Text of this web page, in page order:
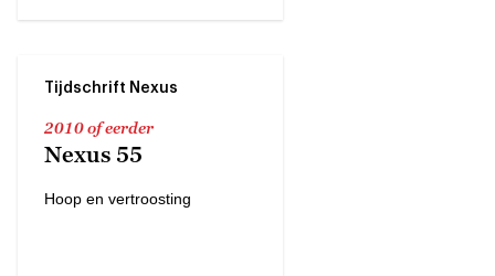
Tijdschrift Nexus
2010 of eerder
Nexus 55
Hoop en vertroosting